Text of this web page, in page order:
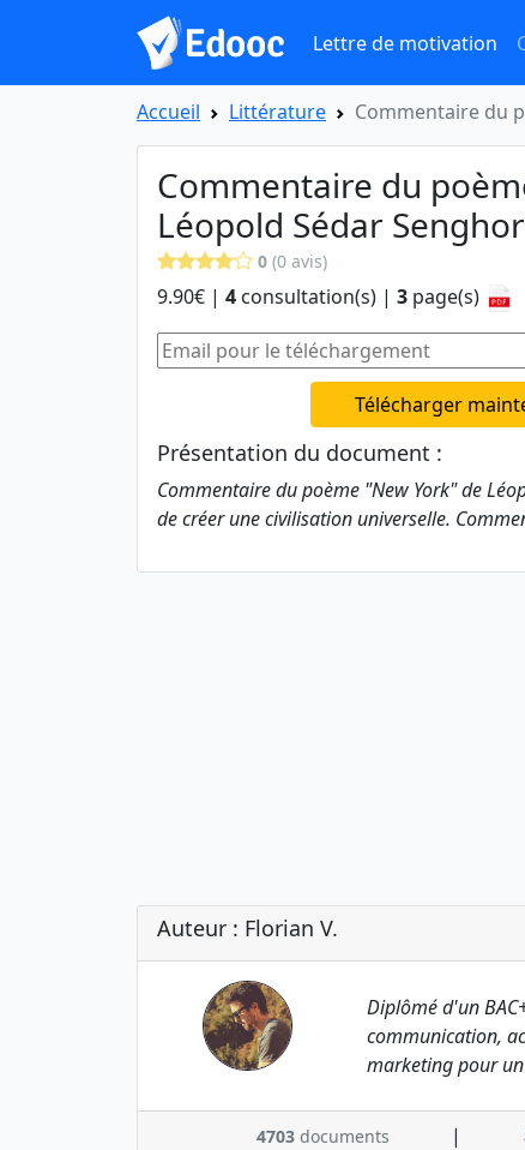
Lettre de motivation
Accueil Littérature Commentaire du
Commentaire du
Léopold Sédar Senghor
0 (0 avis)
9.90€ | 4 consultation(s) | 3 page(s)
Télécharger
Présentation du document :
Commentaire du poème "New York" de
de créer une civilisation universelle.
Auteur : Florian V.
Diplômé d'un
communication,
marketing pour
4703 documents |